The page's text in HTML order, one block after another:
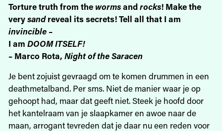
Torture truth from the wormsandrocks! Make the
verysandreveal its secrets! Tell all that I am
invincible–
I am DOOM ITSELF!
– Marco Rota, Night of the Saracen
Je bent zojuist gevraagd om te komen drummen in een
deathmetalband. Per sms. Niet de manier waar je op
gehoopt had, maar dat geeft niet. Steek je hoofd door
het kantelraam van je slaapkamer en awoe naar de
maan, arrogant tevreden dat je daar nu een reden voor